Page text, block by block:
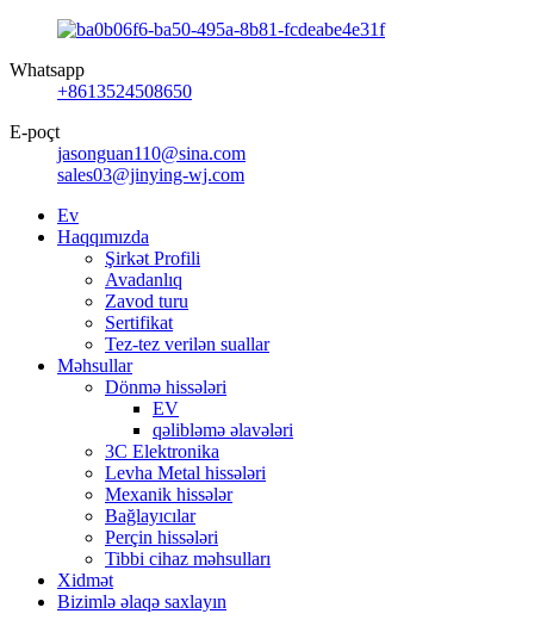
Whatsapp
+8613524508650
E-poçt
jasonguan110@sina.com
sales03@jinying-wj.com
Ev
Haqqımızda
Şirkət Profili
Avadanlıq
Zavod turu
Sertifikat
Tez-tez verilən suallar
Məhsullar
Dönmə hissələri
EV
qəlibləmə əlavələri
3C Elektronika
Levha Metal hissələri
Mexanik hissələr
Bağlayıcılar
Perçin hissələri
Tibbi cihaz məhsulları
Xidmət
Bizimlə əlaqə saxlayın